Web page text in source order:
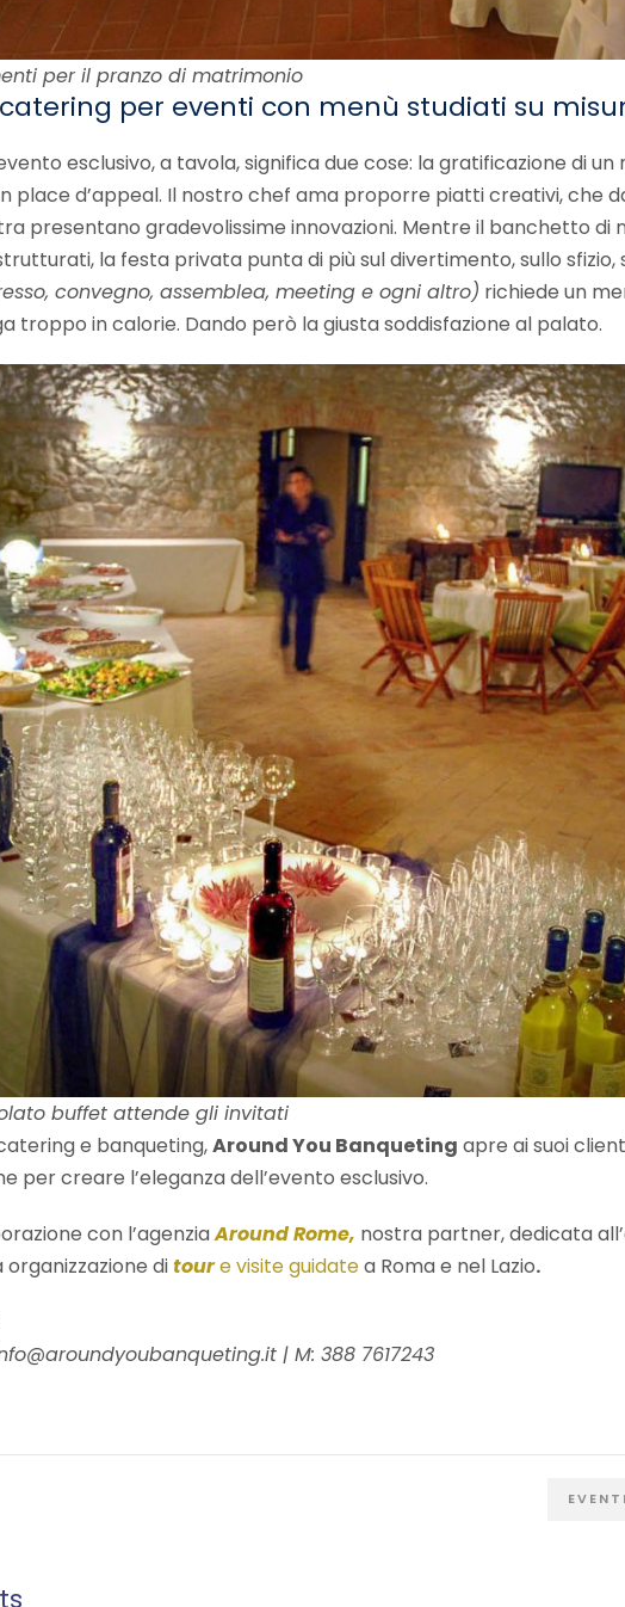
per il pranzo di matrimonio
per eventi con menù studiati su
esclusivo, a tavola, significa due cose: la gratificazione di
place d’appeal. Il nostro chef ama proporre piatti creativi, che
presentano gradevolissime innovazioni. Mentre il banchetto di
la festa privata punta di più sul divertimento, sullo sfizio,
convegno, assemblea, meeting e ogni altro) richiede un
troppo in calorie. Dando però la giusta soddisfazione al palato.
buffet attende gli invitati
e banqueting,Around You Banqueting apre ai suoi
per creare l’eleganza dell’evento esclusivo.
con l’agenziaAround Rome, nostra partner, dedicata
ditoure visite guidatea Roma e nel Lazio.
| M: 388 7617243
EVENTI